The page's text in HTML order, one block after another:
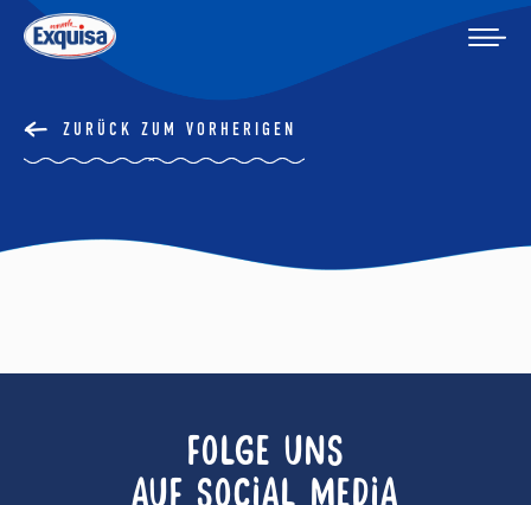
ZURÜCK ZUM VORHERIGEN
FOLGE UNS
AUF SOCIAL MEDIA